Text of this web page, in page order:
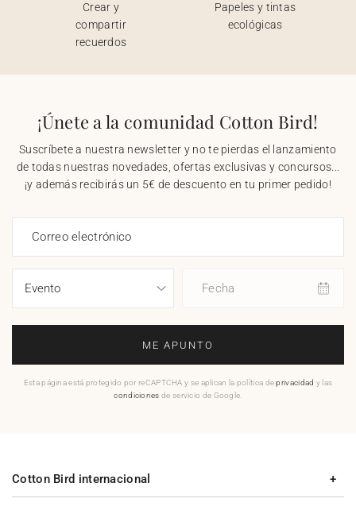
Crear y
compartir
recuerdos
Papeles y tintas
ecológicas
¡Únete a la comunidad Cotton Bird!
Suscríbete a nuestra newsletter y no te pierdas el lanzamiento
de todas nuestras novedades, ofertas exclusivas y concursos...
¡y además recibirás un 5€ de descuento en tu primer pedido!
Correo electrónico
Fecha
ME APUNTO
Esta página está protegido por reCAPTCHA y se aplican la política deprivacidad y las
condiciones de servicio de Google.
Cotton Bird internacional